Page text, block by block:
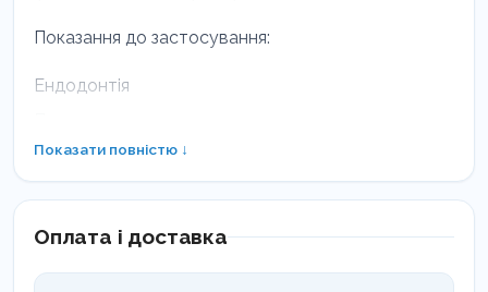
Показання до застосування:
Ендодонтія
Періімплантит
Гінгівіт
Показати повністю ↓
Оплата і доставка